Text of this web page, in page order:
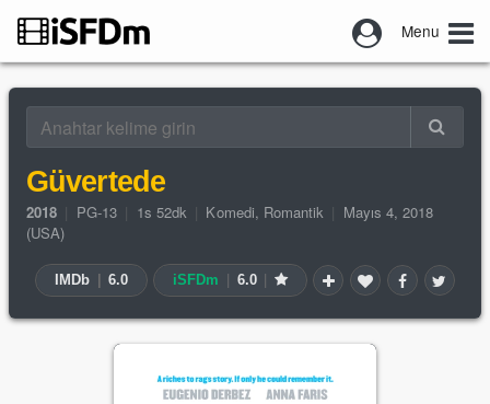
Menu
Güvertede
2018 PG-13 1s 52dk Komedi, Romantik
Mayıs 4, 2018
(USA)
IMDb 6.0 iSFDm 6.0